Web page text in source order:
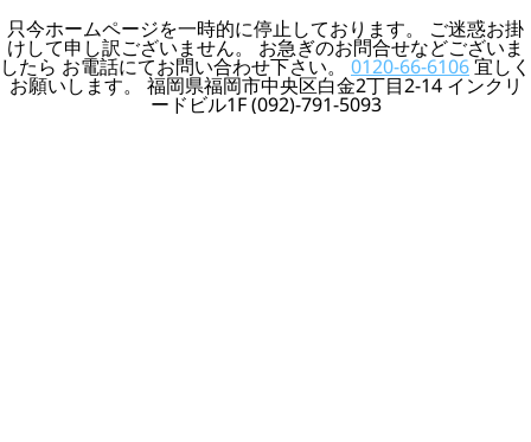
只今ホームページを一時的に停止しております。 ご迷惑お掛
けして申し訳ございません。 お急ぎのお問合せなどございま
したら お電話にてお問い合わせ下さい。0120-66-6106宜しく
お願いします。 福岡県福岡市中央区白金2丁目2-14 インクリ
ードビル1F (092)-791-5093